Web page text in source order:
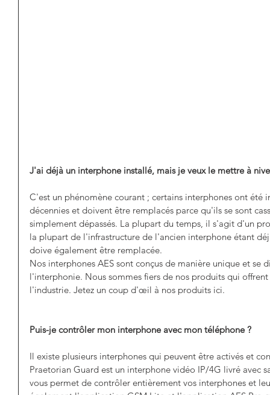
J'ai déjà un interphone installé, mais je veux le mettre à
C'est un phénomène courant ; certains interphones ont été
décennies et doivent être remplacés parce qu'ils se sont
simplement dépassés. La plupart du temps, il s'agit d'un
la plupart de l'infrastructure de l'ancien interphone étant
doive également être remplacée.
Nos interphones AES sont conçus de manière unique et se
l'interphonie. Nous sommes fiers de nos produits qui
l'industrie. Jetez un coup d'œil à nos produits ici.
Puis-je contrôler mon interphone avec mon téléphone ?
Il existe plusieurs interphones qui peuvent être activés et
Praetorian Guard est un interphone vidéo IP/4G livré
vous permet de contrôler entièrement vos interphones et